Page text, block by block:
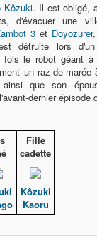
Kôzuki. Il est obligé,
d'évacuer une
3 et Doyozurer
détruite lors d'un
fois le robot géant
un raz-de-
ainsi que son
dernier épisode
Fille
cadette
Kôzuki
Kaoru